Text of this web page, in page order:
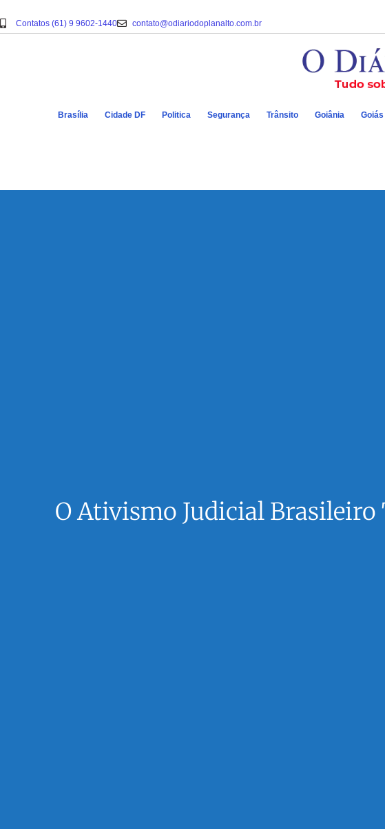
Contatos (61) 9 9602-1440 contato@odiariodoplanalto.com.br
Brasília Cidade DF Politica Segurança Trânsito Goiânia Goiás
O Ativismo Judicial Brasileiro